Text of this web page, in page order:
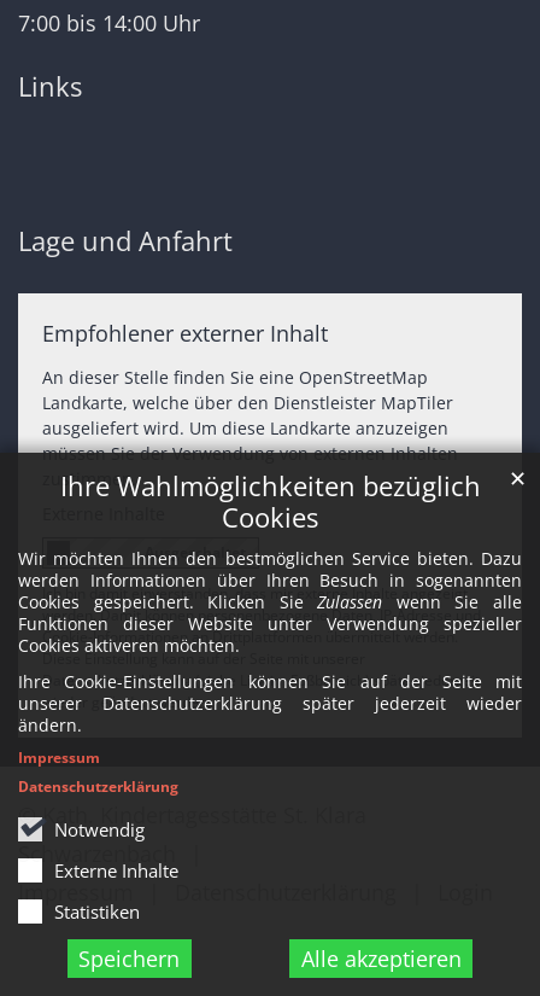
Ihre Wahlmöglichkeiten bezüglich
Cookies
Wir möchten Ihnen den bestmöglichen Service bieten. Dazu
werden Informationen über Ihren Besuch in sogenannten
Cookies gespeichert. Klicken SieZulassen wenn Sie alle
Funktionen dieser Website unter Verwendung spezieller
Cookies aktiveren möchten.
Ihre Cookie-Einstellungen können Sie auf der Seite mit
unserer Datenschutzerklärung später jederzeit wieder
ändern.
Notwendig
Externe Inhalte
Statistiken
Speichern Alle akzeptieren
✕
Impressum
Datenschutzerklärung
7:00 bis 14:00 Uhr
Links
Lage und Anfahrt
Empfohlener externer Inhalt
An dieser Stelle finden Sie eine OpenStreetMap
Landkarte, welche über den Dienstleister MapTiler
ausgeliefert wird. Um diese Landkarte anzuzeigen
müssen Sie der Verwendung von externen Inhalten
zustimmen.
Ich bin damit einverstanden, dass mir externe Inhalte angezeigt
werden. Damit können personenbezogene Daten, IP-Adresse und
Cookie-Informationen an Drittplattformen übermittelt werden.
Diese Einstellung kann auf der Seite mit unserer
Datenschutzerklärung (siehe Link im Fußbereich) später jederzeit
wieder geändert werden.
© Kath. Kindertagesstätte St. Klara
Schwarzenbach
Impressum